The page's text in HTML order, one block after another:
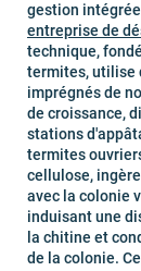
gestion
entreprise de
technique,
termites, utilise
imprégnés de
de croissance,
stations
termites
cellulose,
avec la colonie
induisant une
la chitine et
de la colonie.